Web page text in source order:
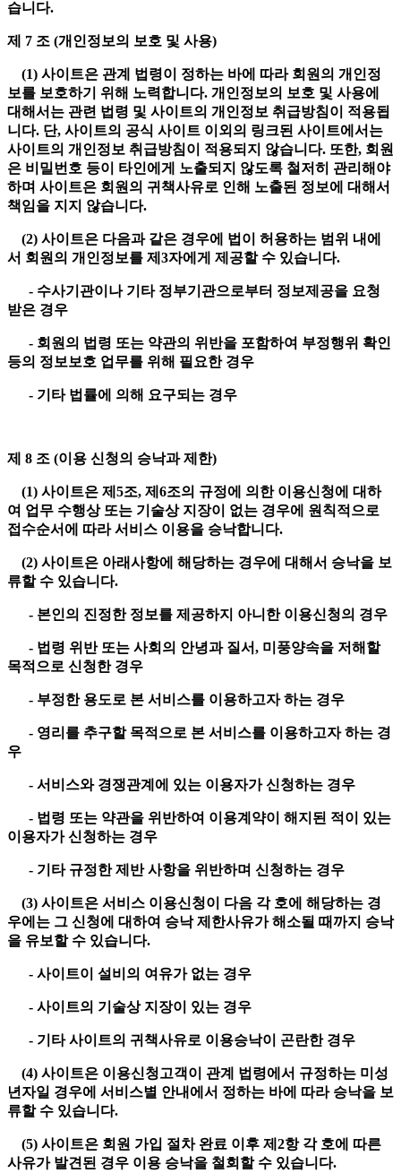
습니다.
제 7 조 (개인정보의 보호 및 사용)
(1) 사이트은 관계 법령이 정하는 바에 따라 회원의 개인정
보를 보호하기 위해 노력합니다. 개인정보의 보호 및 사용에
대해서는 관련 법령 및 사이트의 개인정보 취급방침이 적용됩
니다. 단, 사이트의 공식 사이트 이외의 링크된 사이트에서는
사이트의 개인정보 취급방침이 적용되지 않습니다. 또한, 회원
은 비밀번호 등이 타인에게 노출되지 않도록 철저히 관리해야
하며 사이트은 회원의 귀책사유로 인해 노출된 정보에 대해서
책임을 지지 않습니다.
(2) 사이트은 다음과 같은 경우에 법이 허용하는 범위 내에
서 회원의 개인정보를 제3자에게 제공할 수 있습니다.
- 수사기관이나 기타 정부기관으로부터 정보제공을 요청
받은 경우
- 회원의 법령 또는 약관의 위반을 포함하여 부정행위 확인
등의 정보보호 업무를 위해 필요한 경우
- 기타 법률에 의해 요구되는 경우
제 8 조 (이용 신청의 승낙과 제한)
(1) 사이트은 제5조, 제6조의 규정에 의한 이용신청에 대하
여 업무 수행상 또는 기술상 지장이 없는 경우에 원칙적으로
접수순서에 따라 서비스 이용을 승낙합니다.
(2) 사이트은 아래사항에 해당하는 경우에 대해서 승낙을 보
류할 수 있습니다.
- 본인의 진정한 정보를 제공하지 아니한 이용신청의 경우
- 법령 위반 또는 사회의 안녕과 질서, 미풍양속을 저해할
목적으로 신청한 경우
- 부정한 용도로 본 서비스를 이용하고자 하는 경우
- 영리를 추구할 목적으로 본 서비스를 이용하고자 하는 경
우
- 서비스와 경쟁관계에 있는 이용자가 신청하는 경우
- 법령 또는 약관을 위반하여 이용계약이 해지된 적이 있는
이용자가 신청하는 경우
- 기타 규정한 제반 사항을 위반하며 신청하는 경우
(3) 사이트은 서비스 이용신청이 다음 각 호에 해당하는 경
우에는 그 신청에 대하여 승낙 제한사유가 해소될 때까지 승낙
을 유보할 수 있습니다.
- 사이트이 설비의 여유가 없는 경우
- 사이트의 기술상 지장이 있는 경우
- 기타 사이트의 귀책사유로 이용승낙이 곤란한 경우
(4) 사이트은 이용신청고객이 관계 법령에서 규정하는 미성
년자일 경우에 서비스별 안내에서 정하는 바에 따라 승낙을 보
류할 수 있습니다.
(5) 사이트은 회원 가입 절차 완료 이후 제2항 각 호에 따른
사유가 발견된 경우 이용 승낙을 철회할 수 있습니다.